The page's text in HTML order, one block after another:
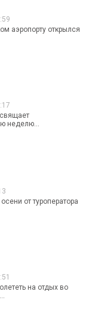
аэропорту открылся
неделю...
от туроператора
на отдых во